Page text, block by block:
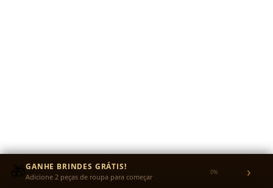
TROCAS
🎁GANHE BRINDES GRÁTIS!
Adicione 2 peças de roupa para começar 0% ›